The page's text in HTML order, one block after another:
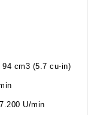
cm3 (5.7 cu-in)
U/min